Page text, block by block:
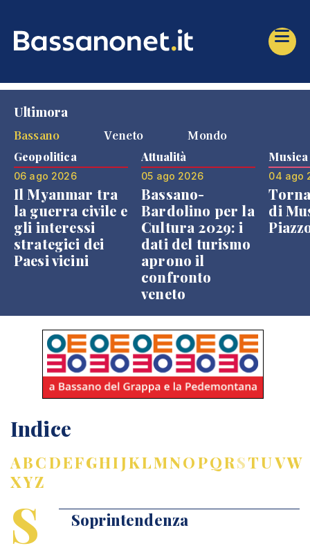
Ultimora
Bassano
Veneto Mondo
Geopolitica
06 ago 2026
Il Myanmar tra
la guerra civile e
gli interessi
strategici dei
Paesi vicini
Attualità
05 ago 2026
Bassano-
Bardolino per la
Cultura 2029: i
dati del turismo
aprono il
confronto
veneto
Musica
04 ago
di
Indice
ABCDEFGHIJKLMNOPQRSTUVW
XYZ
S Soprintendenza